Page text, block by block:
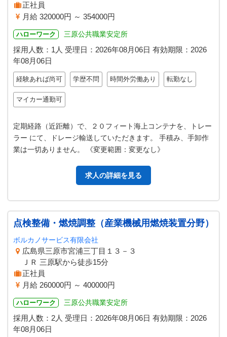
正社員
月給 320000円 ～ 354000円
ハローワーク 三原公共職業安定所
採用人数：1人 受理日： 2026年08月06日 有効期限： 2026
年08月06日
経験あれば尚可 学歴不問 時間外労働あり 転勤なし
マイカー通勤可
定期経路（近距離）で、２０フィート海上コンテナを、トレー
ラー にて、ドレージ輸送していただきます。 手積み、手卸作
業は一切ありません。 《変更範囲：変更なし》
求人の詳細を見る
点検整備・燃焼調整（産業機械用燃焼装置分野）
ボルカノサービス有限会社
広島県三原市宮浦三丁目１３－３
ＪＲ 三原駅から徒歩15分
正社員
月給 260000円 ～ 400000円
ハローワーク 三原公共職業安定所
採用人数：2人 受理日： 2026年08月06日 有効期限： 2026
年08月06日